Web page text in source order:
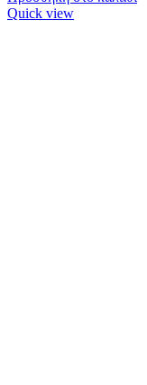
Quick view